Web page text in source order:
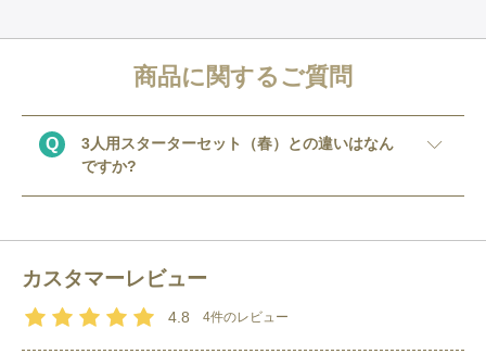
・ハンマー
※グランドシート等は付属しておりません。
ています。
※テント以外のアイテムは、予告なく代替アイテムのお届けとな
商品に関するご質問
Q
3人用スターターセット（春）との違いはなん
ですか?
ーセットのテントは2ルームテントを使用して
っかりとした日陰を確保し、また壁部分をメッ
カスタマーレビュー
4.8 4件のレビュー